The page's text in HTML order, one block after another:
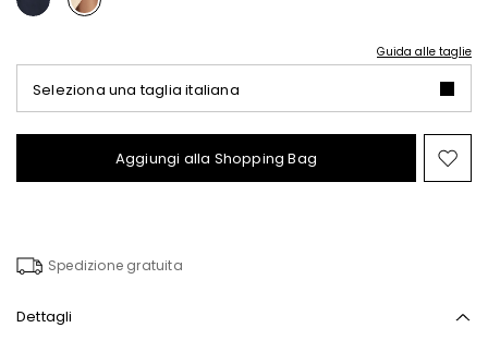
Guida alle taglie
Seleziona una taglia italiana
Aggiungi alla Shopping Bag
Spedizione gratuita
Dettagli